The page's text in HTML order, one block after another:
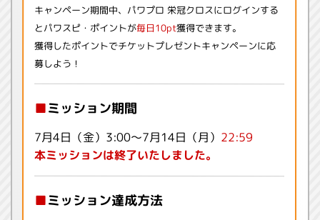
キャンペーン期間中、パワプロ 栄冠クロスにログインする
とパワスピ・ポイントが毎日10pt獲得できます。
獲得したポイントでチケットプレゼントキャンペーンに応
募しよう！
■ミッション期間
7月4日（金）3:00〜7月14日（月） 22:59
本ミッションは終了いたしました。
■ミッション達成方法